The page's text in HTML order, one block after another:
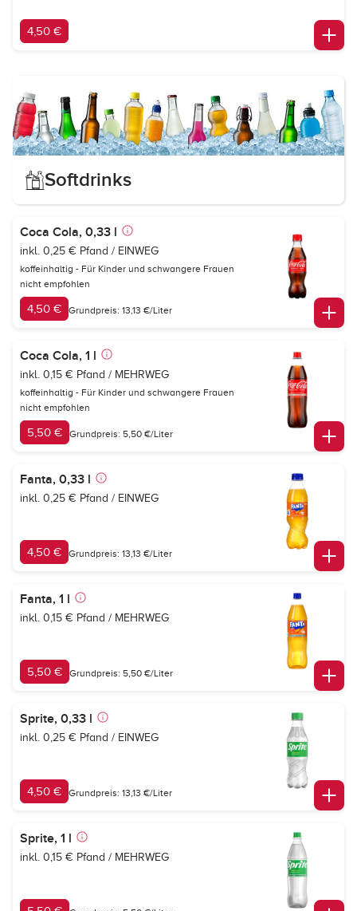
4,50 €
Softdrinks
Coca Cola, 0,33 l
inkl. 0,25 € Pfand / EINWEG
koffeinhaltig - Für Kinder und schwangere Frauen
nicht empfohlen
4,50 € Grundpreis: 13,13 €/Liter
Coca Cola, 1 l
inkl. 0,15 € Pfand / MEHRWEG
koffeinhaltig - Für Kinder und schwangere Frauen
nicht empfohlen
5,50 € Grundpreis: 5,50 €/Liter
Fanta, 0,33 l
inkl. 0,25 € Pfand / EINWEG
4,50 € Grundpreis: 13,13 €/Liter
Fanta, 1 l
inkl. 0,15 € Pfand / MEHRWEG
5,50 € Grundpreis: 5,50 €/Liter
Sprite, 0,33 l
inkl. 0,25 € Pfand / EINWEG
4,50 € Grundpreis: 13,13 €/Liter
Sprite, 1 l
inkl. 0,15 € Pfand / MEHRWEG